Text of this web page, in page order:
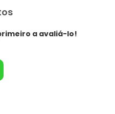
a avaliá-lo!